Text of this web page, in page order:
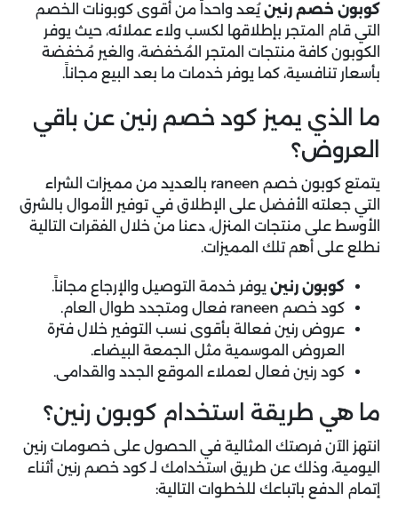
كوبون خصم رنينيُعد واحداً من أقوى كوبونات الخصم
التي قام المتجر بإطلاقها لكسب ولاء عملائه، حيث يوفر
الكوبون كافة منتجات المتجر المُخفضة، والغير مُخفضة
بأسعار تنافسية، كما يوفر خدمات ما بعد البيع مجاناً.
ما الذي يميز كود خصم رنين عن باقي
العروض؟
يتمتع كوبون خصم raneen بالعديد من مميزات الشراء
التي جعلته الأفضل على الإطلاق في توفير الأموال بالشرق
الأوسط على منتجات المنزل، دعنا من خلال الفقرات التالية
نطلع على أهم تلك المميزات.
كوبون رنين يوفر خدمة التوصيل والإرجاع مجاناً.
كود خصم raneen فعال ومتجدد طوال العام.
عروض رنين فعالة بأقوى نسب التوفير خلال فترة
العروض الموسمية مثل الجمعة البيضاء.
كود رنين فعال لعملاء الموقع الجدد والقدامى.
ما هي طريقة استخدام كوبون رنين؟
انتهز الآن فرصتك المثالية في الحصول على خصومات رنين
اليومية، وذلك عن طريق استخدامك لـ كود خصم رنين أثناء
إتمام الدفع باتباعك للخطوات التالية: